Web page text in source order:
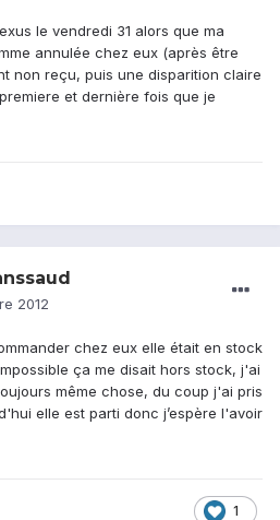
le vendredi 31 alors que ma
annulée chez eux (après être
non reçu, puis une disparition claire
et dernière fois que je
2012
chez eux elle était en stock
ça me disait hors stock, j'ai
même chose, du coup j'ai pris
elle est parti donc j’espère l'avoir
1